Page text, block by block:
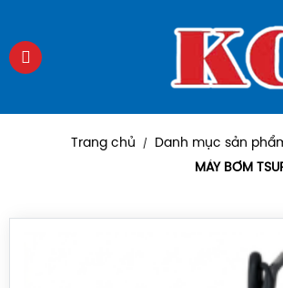
Trang chủ / Danh mục sản
MÁY BƠM